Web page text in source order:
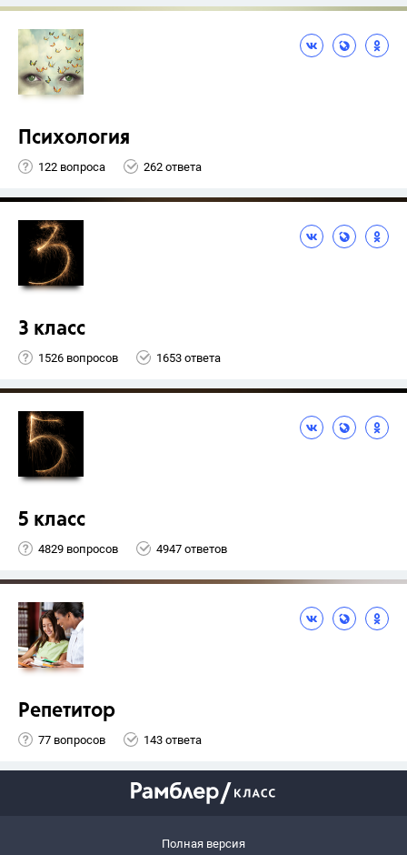
Психология
122 вопроса 262 ответа
3 класс
1526 вопросов 1653 ответа
5 класс
4829 вопросов 4947 ответов
Репетитор
77 вопросов 143 ответа
Полная версия